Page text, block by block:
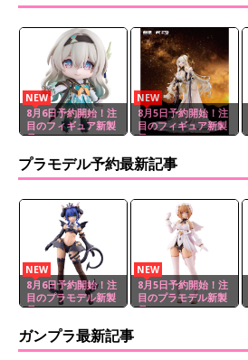
8月6日予約開始！注
目のフィギュア新製
品
NEW
8月5日予約開始！注
目のフィギュア新製
品
NEW
プラモデル予約最新記事
8月6日予約開始！注
目のプラモデル新製
品
NEW
8月5日予約開始！注
目のプラモデル新製
品
NEW
ガンプラ最新記事